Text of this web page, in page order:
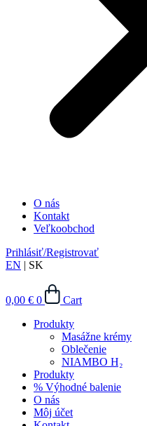
O nás
Kontakt
Veľkoobchod
Prihlásiť/Registrovať
EN | SK
0,00 € 0
Cart
Produkty
Masážne krémy
Oblečenie
NIAMBO H₂
Produkty
% Výhodné balenie
O nás
Môj účet